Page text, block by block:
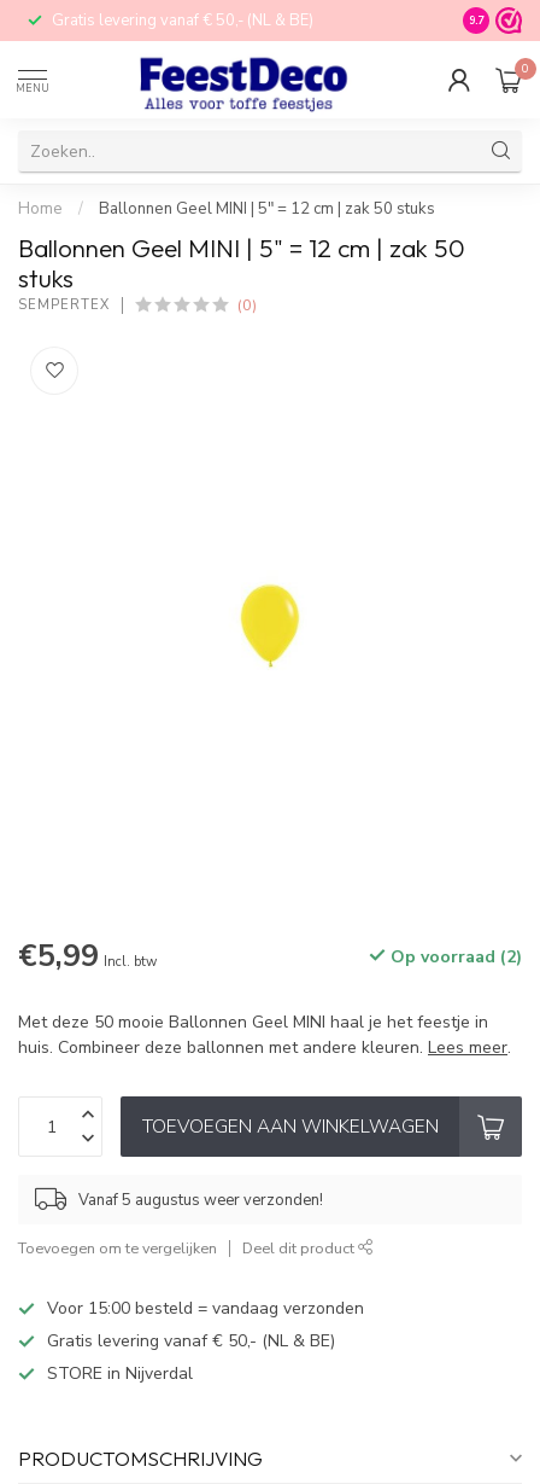
Gratis levering vanaf € 50,- (NL & BE) STORE in
9.7
MENU
0
Home / Ballonnen Geel MINI | 5" = 12 cm | zak 50 stuks
Ballonnen Geel MINI | 5" = 12 cm | zak 50
stuks
SEMPERTEX (0)
€5,99 Incl. btw Op voorraad (2)
Met deze 50 mooie Ballonnen Geel MINI haal je het feestje in
huis. Combineer deze ballonnen met andere kleuren. Lees meer.
TOEVOEGEN AAN WINKELWAGEN
Vanaf 5 augustus weer verzonden!
Toevoegen om te vergelijken Deel dit product
Voor 15:00 besteld = vandaag verzonden
Gratis levering vanaf € 50,- (NL & BE)
STORE in Nijverdal
PRODUCTOMSCHRIJVING